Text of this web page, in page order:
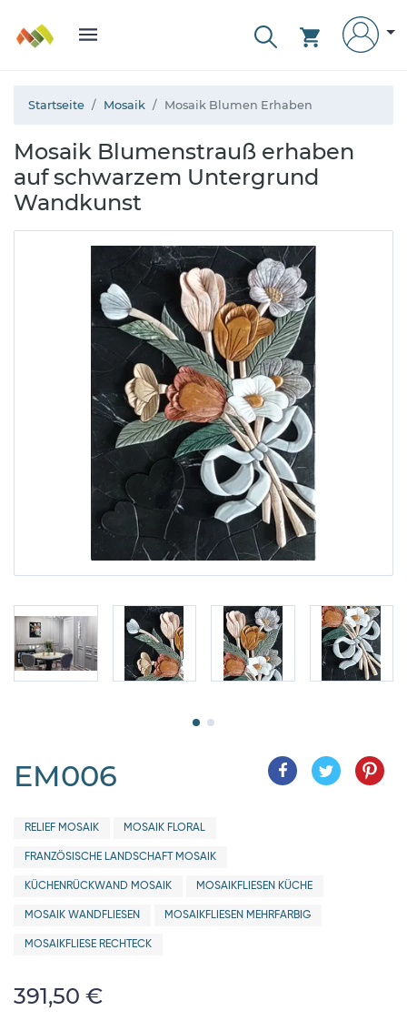
Startseite Mosaik Mosaik Blumen Erhaben
Mosaik Blumenstrauß erhaben
auf schwarzem Untergrund
Wandkunst
EM006
RELIEF MOSAIK MOSAIK FLORAL
FRANZÖSISCHE LANDSCHAFT MOSAIK
KÜCHENRÜCKWAND MOSAIK MOSAIKFLIESEN KÜCHE
MOSAIK WANDFLIESEN MOSAIKFLIESEN MEHRFARBIG
MOSAIKFLIESE RECHTECK
391,50 €